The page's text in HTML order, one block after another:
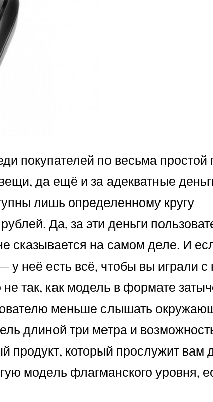
покупателей по весьма
да ещё и за адекватные
лишь определенному кругу
Да, за эти деньги
сказывается на самом деле. И
у неё есть всё, чтобы вы играли
так, как модель в формате
меньше слышать
длиной три метра и
продукт, который прослужит вам
модель флагманского уровня,